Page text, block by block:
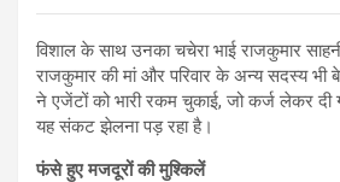
विशाल के साथ उनका चचेरा भाई राजकुमार
राजकुमार की मां और परिवार के अन्य सदस्य भी
ने एजेंटों को भारी रकम चुकाई, जो कर्ज लेकर
यह संकट झेलना पड़ रहा है।
फंसे हुए मजदूरों की मुश्किलें